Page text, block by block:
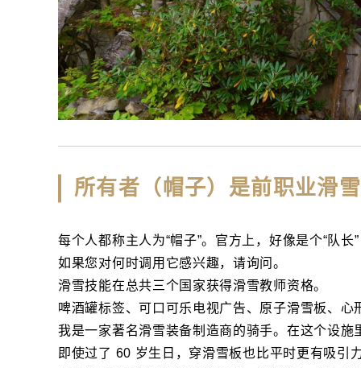
所有者（帽子）是前职业滑
每个人都称主人为“帽子”。官方上，好像是个“队
如果您对何时调用它感兴趣，请询问。
滑雪技能在总共三个国家获得滑雪教师资格。
啤酒罐标签、可口可乐电视广告、原子滑雪板、心
我是一家著名滑雪装备制造商的骑手。在这个设施
即使过了 60 岁生日，穿滑雪板也比平时更有吸引